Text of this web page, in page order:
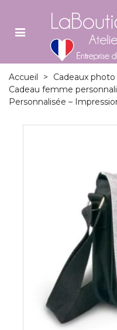
Accueil > Cadeaux
Cadeau femme
Personnalisée –